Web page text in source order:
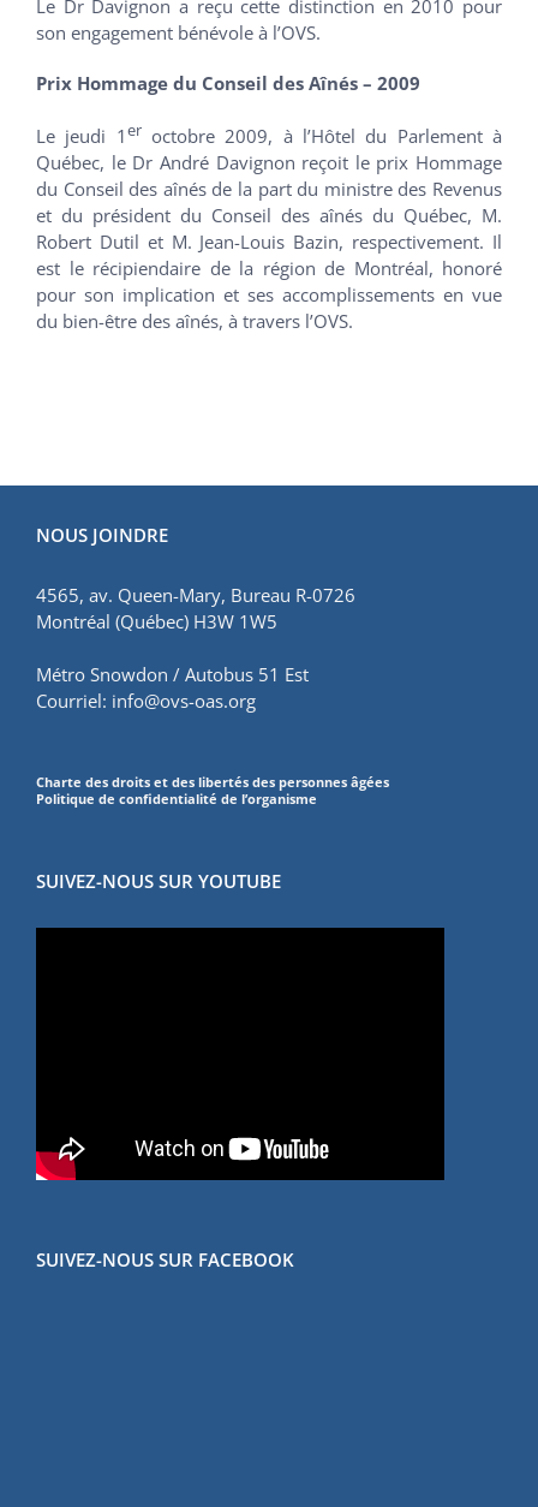
Le Dr Davignon a reçu cette distinction en 2010 pour
son engagement bénévole à l’OVS.
Prix Hommage du Conseil des Aînés – 2009
Le jeudi 1eroctobre 2009, à l’Hôtel du Parlement à
Québec, le Dr André Davignon reçoit le prix Hommage
du Conseil des aînés de la part du ministre des Revenus
et du président du Conseil des aînés du Québec, M.
Robert Dutil et M. Jean-Louis Bazin, respectivement. Il
est le récipiendaire de la région de Montréal, honoré
pour son implication et ses accomplissements en vue
du bien-être des aînés, à travers l’OVS.
NOUS JOINDRE
4565, av. Queen-Mary, Bureau R-0726
Montréal (Québec) H3W 1W5
Métro Snowdon / Autobus 51 Est
Courriel: info@ovs-oas.org
Charte des droits et des libertés des personnes âgées
Politique de confidentialité de l’organisme
SUIVEZ-NOUS SUR YOUTUBE
SUIVEZ-NOUS SUR FACEBOOK